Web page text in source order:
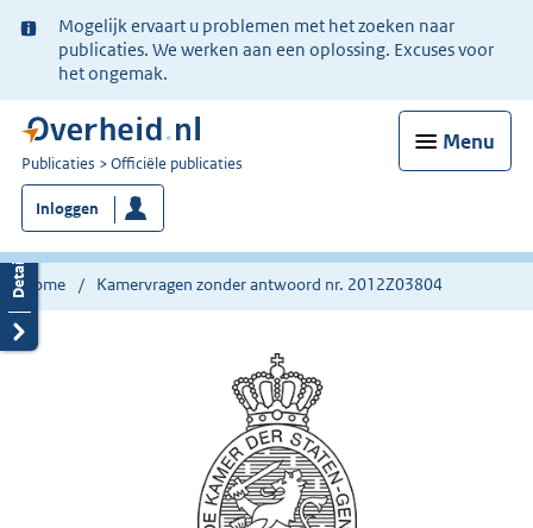
Ter
informatie:
Mogelijk ervaart u problemen met het zoeken naar
publicaties. We werken aan een oplossing. Excuses voor
het ongemak.
Menu
U
bent
nu
hier:
Publicaties Officiële publicaties
Inloggen
Home Kamervragen zonder antwoord nr. 2012Z03804